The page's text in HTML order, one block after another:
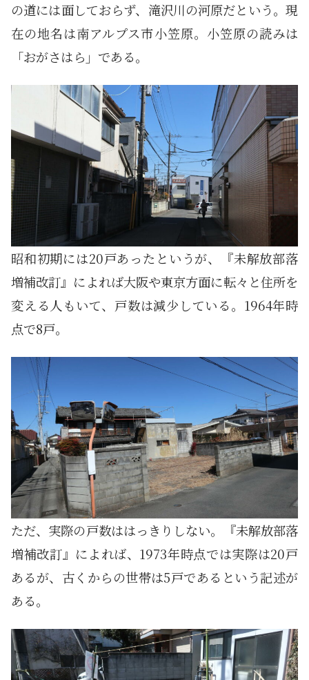
の道には面しておらず、滝沢川の河原だという。現
在の地名は南アルプス市小笠原。小笠原の読みは
「おがさはら」である。
昭和初期には20戸あったというが、『未解放部落
増補改訂』によれば大阪や東京方面に転々と住所を
変える人もいて、戸数は減少している。1964年時
点で8戸。
ただ、実際の戸数ははっきりしない。『未解放部落
増補改訂』によれば、1973年時点では実際は20戸
あるが、古くからの世帯は5戸であるという記述が
ある。